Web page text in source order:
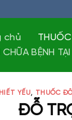
chủ
CHỮA BỆNH
YẾU, THUỐC
ĐỖ